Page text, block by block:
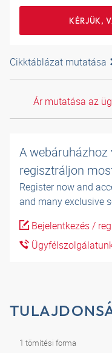
KÉRJÜK,
Cikktáblázat mutatása
Ár mutatása az
A
regisztráljon
Register now and
and many exclusive
Bejelentkezés /
1 tömítési forma